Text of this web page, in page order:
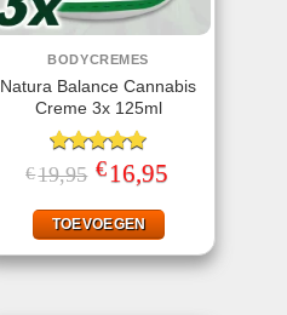
BODYCREMES
Natura Balance Cannabis
Creme 3x 125ml
Gewaardeerd
5.00uit 5
€19,95 Oorspronkelijke
prijs
€19,95.
€ 16,95prijs
TOEVOEGEN